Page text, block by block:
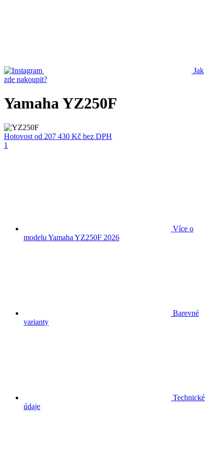
Jak
zde nakoupit?
Yamaha YZ250F
Hotovost od 207 430 Kč bez DPH
1
Více o
modelu Yamaha YZ250F 2026
Barevné
varianty
Technické
údaje